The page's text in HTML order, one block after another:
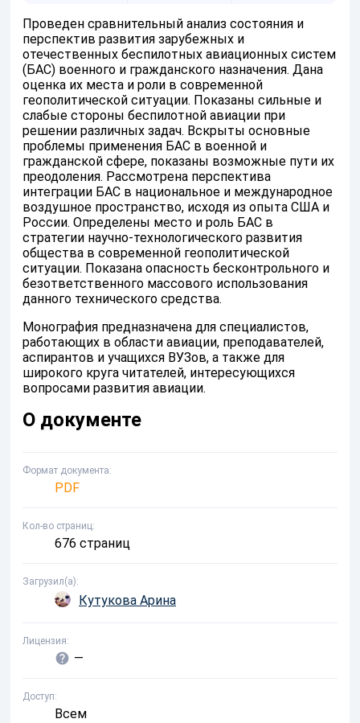
Проведен сравнительный анализ состояния и
перспектив развития зарубежных и
отечественных беспилотных авиационных систем
(БАС) военного и гражданского назначения. Дана
оценка их места и роли в современной
геополитической ситуации. Показаны сильные и
слабые стороны беспилотной авиации при
решении различных задач. Вскрыты основные
проблемы применения БАС в военной и
гражданской сфере, показаны возможные пути их
преодоления. Рассмотрена перспектива
интеграции БАС в национальное и международное
воздушное пространство, исходя из опыта США и
России. Определены место и роль БАС в
стратегии научно-технологического развития
общества в современной геополитической
ситуации. Показана опасность бесконтрольного и
безответственного массового использования
данного технического средства.
Монография предназначена для специалистов,
работающих в области авиации, преподавателей,
аспирантов и учащихся ВУЗов, а также для
широкого круга читателей, интересующихся
вопросами развития авиации.
О документе
Формат документа
PDF
Кол-во страниц
676 страниц
Загрузил(а)
Кутукова Арина
Лицензия
—
Доступ
Всем